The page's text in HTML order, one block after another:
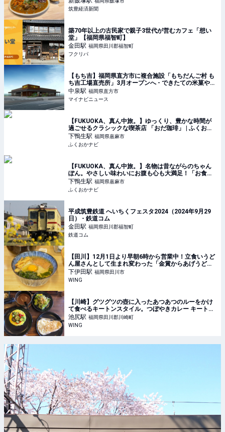
筑豊経済新聞
築70年以上の古民家で親子3世代が営むカフェ「想い
堂」【福岡県福智町】
金田駅 福岡県田川郡福智町
フクリパ
【もち吉】福岡県直方市に複合施設「もちだんご村 も
ち吉工場直売所」3月オープンへ - できたての米菓やお
餅、うどんを提供
中泉駅 福岡県直方市
マイナビニュース
【FUKUOKA、真ん中旅。】ゆっくり、豊かな時間が
過ごせるクラシックな喫茶店 「おだ珈琲」 | ふくおか
ナビ
下鴨生駅 福岡県嘉麻市
ふくおかナビ
【FUKUOKA、真ん中旅。】名物は昔ながらのちゃん
ぽん。やさしい味わいにお腹も心も大満足！「お食事
処 味よし」 | ふくおかナビ
下鴨生駅 福岡県嘉麻市
ふくおかナビ
平成筑豊鉄道 へいちくフェスタ2024（2024年9月29
日） - 鉄道コム
金田駅 福岡県田川郡福智町
鉄道コム
【田川】12月1日より早朝6時から営業中！立食いうど
ん屋さんとして生まれ変わった「金賞からあげうど
ん」田川店 – WING
下伊田駅 福岡県田川市
WING
【川崎】グツグツの壺に入ったあつあつのルーをかけ
て食べるキートンスタイル。つぼやきカレー キートン
の彩り野菜カレー – WING
池尻駅 福岡県田川郡川崎町
WING